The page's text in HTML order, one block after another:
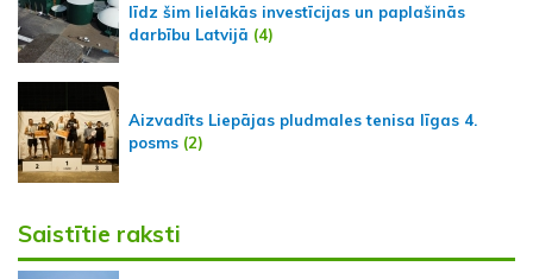
līdz šim lielākās investīcijas un paplašinās
darbību Latvijā (4)
Aizvadīts Liepājas pludmales tenisa līgas 4.
posms (2)
Saistītie raksti